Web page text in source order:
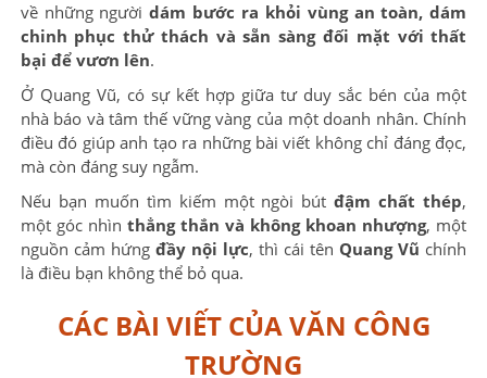
về những ngườidám bước ra khỏi vùng an toàn, dám
chinh phục thử thách và sẵn sàng đối mặt với thất
bại để vươn lên.
Ở Quang Vũ, có sự kết hợp giữa tư duy sắc bén của một
nhà báo và tâm thế vững vàng của một doanh nhân. Chính
điều đó giúp anh tạo ra những bài viết không chỉ đáng đọc,
mà còn đáng suy ngẫm.
Nếu bạn muốn tìm kiếm một ngòi bútđậm chất thép,
một góc nhìn thẳng thắn và không khoan nhượng, một
nguồn cảm hứng đầy nội lực, thì cái tên Quang Vũ chính
là điều bạn không thể bỏ qua.
CÁC BÀI VIẾT CỦA VĂN CÔNG
TRƯỜNG